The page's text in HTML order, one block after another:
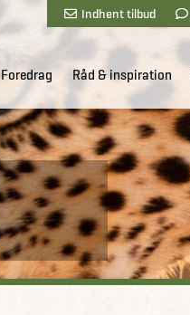
Indhent tilbud
Foredrag Råd & inspiration